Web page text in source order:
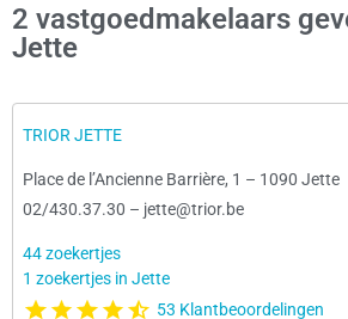
2 vastgoedmakelaars
Jette
TRIOR JETTE
Place de l’Ancienne Barrière, 1 – 1090 Jette
02/430.37.30 – jette@trior.be
44 zoekertjes
1 zoekertjes in Jette
53 Klantbeoordelingen